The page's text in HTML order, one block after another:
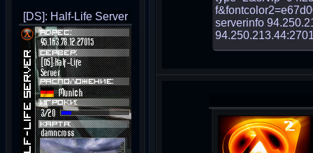
[DS]: Half-Life Server